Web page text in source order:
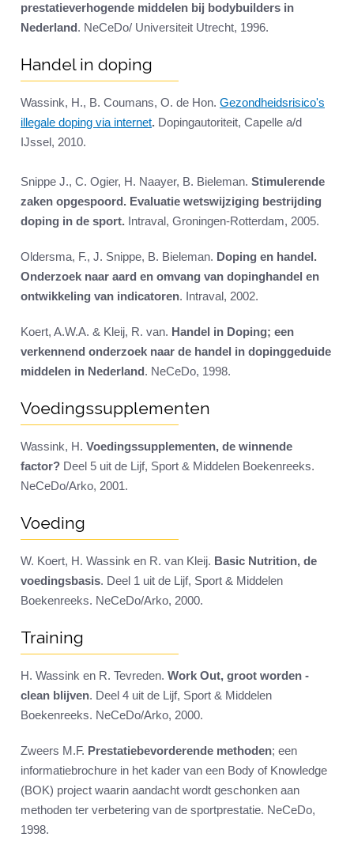
prestatieverhogende middelen bij bodybuilders in
Nederland. NeCeDo/ Universiteit Utrecht, 1996.
Handel in doping
Wassink, H., B. Coumans, O. de Hon. Gezondheidsrisico's
illegale doping via internet. Dopingautoriteit, Capelle a/d
IJssel, 2010.
Snippe J., C. Ogier, H. Naayer, B. Bieleman. Stimulerende
zaken opgespoord. Evaluatie wetswijziging bestrijding
doping in de sport. Intraval, Groningen-Rotterdam, 2005.
Oldersma, F., J. Snippe, B. Bieleman. Doping en handel.
Onderzoek naar aard en omvang van dopinghandel en
ontwikkeling van indicatoren. Intraval, 2002.
Koert, A.W.A. & Kleij, R. van. Handel in Doping; een
verkennend onderzoek naar de handel in dopinggeduide
middelen in Nederland. NeCeDo, 1998.
Voedingssupplementen
Wassink, H. Voedingssupplementen, de winnende
factor? Deel 5 uit de Lijf, Sport & Middelen Boekenreeks.
NeCeDo/Arko, 2001.
Voeding
W. Koert, H. Wassink en R. van Kleij. Basic Nutrition, de
voedingsbasis. Deel 1 uit de Lijf, Sport & Middelen
Boekenreeks. NeCeDo/Arko, 2000.
Training
H. Wassink en R. Tevreden. Work Out, groot worden -
clean blijven. Deel 4 uit de Lijf, Sport & Middelen
Boekenreeks. NeCeDo/Arko, 2000.
Zweers M.F. Prestatiebevorderende methoden; een
informatiebrochure in het kader van een Body of Knowledge
(BOK) project waarin aandacht wordt geschonken aan
methoden ter verbetering van de sportprestatie. NeCeDo,
1998.